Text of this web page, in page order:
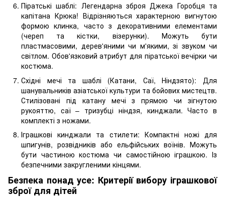
Піратські шаблі: Легендарна зброя Джека Горобця та
капітана Крюка! Відрізняються характерною вигнутою
формою клинка, часто з декоративними елементами
(череп та кістки, візерунки). Можуть бути
пластмасовими, дерев'яними чи м'якими, зі звуком чи
світлом. Обов'язковий атрибут для піратської вечірки чи
костюма.
Східні мечі та шаблі (Катани, Саї, Ніндзято): Для
шанувальників азіатської культури та бойових мистецтв.
Стилізовані під катану мечі з прямою чи зігнутою
рукояттю, саї – тризубці ніндзя, кинджали. Часто в
комплекті з ножами.
Іграшкові кинджали та стилети: Компактні ножі для
шпигунів, розвідників або ельфійських воїнів. Можуть
бути частиною костюма чи самостійною іграшкою. Із
безпечними закругленими кінцями.
Безпека понад усе: Критерії вибору іграшкової
зброї для дітей